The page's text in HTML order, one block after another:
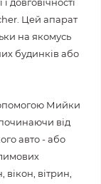
Цей апарат
на якомусь
будинків або
Мийки
від
авто - або
вікон, вітрин,